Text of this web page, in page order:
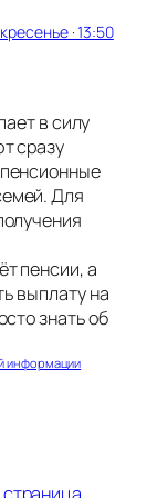
· 13:50
в силу
сразу
Для
пенсии, а
выплату на
знать об
информации